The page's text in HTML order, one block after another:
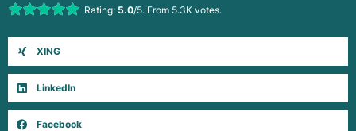
Rate this item:Rating: 5.0/5. From 5.3K votes.
XING
LinkedIn
Facebook